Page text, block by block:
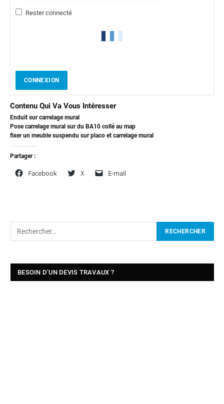
Rester connecté
CONNEXION
Contenu Qui Va Vous Intéresser
Enduit sur carrelage mural
Pose carrelage mural sur du BA10 collé au map
fixer un meuble suspendu sur placo et carrelage mural
Partager :
Facebook X E-mail
BESOIN D’UN DEVIS TRAVAUX ?